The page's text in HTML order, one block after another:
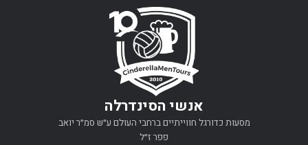
אנשי הסינדרלה
מסעות כדורגל חווייתיים ברחבי העולם ע״ש סמ״ר יואב
פפר ז״ל